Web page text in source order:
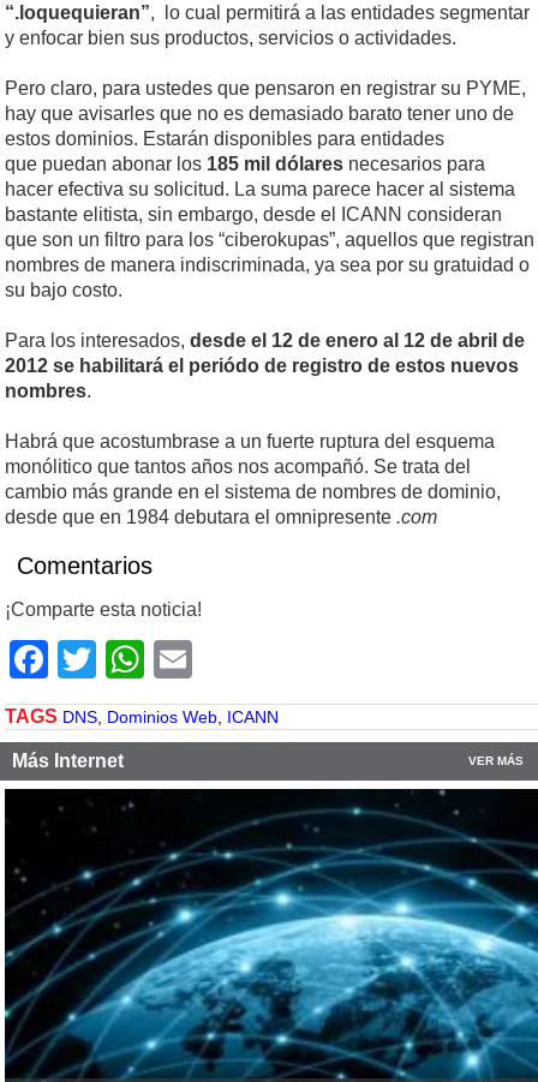
“.loquequieran”, lo cual permitirá a las entidades segmentar
y enfocar bien sus productos, servicios o actividades.
Pero claro, para ustedes que pensaron en registrar su PYME,
hay que avisarles que no es demasiado barato tener uno de
estos dominios. Estarán disponibles para entidades
que puedan abonar los 185 mil dólares necesarios para
hacer efectiva su solicitud. La suma parece hacer al sistema
bastante elitista, sin embargo, desde el ICANN consideran
que son un filtro para los “ciberokupas”, aquellos que registran
nombres de manera indiscriminada, ya sea por su gratuidad o
su bajo costo.
Para los interesados, desde el 12 de enero al 12 de abril de
2012 se habilitará el periódo de registro de estos nuevos
nombres.
Habrá que acostumbrase a un fuerte ruptura del esquema
monólitico que tantos años nos acompañó. Se trata del
cambio más grande en el sistema de nombres de dominio,
desde que en 1984 debutara el omnipresente .com
Comentarios
¡Comparte esta noticia!
Facebook
TwitterWhatsApp
TAGS DNS Dominios Web ICANN
Más Internet VER MÁS